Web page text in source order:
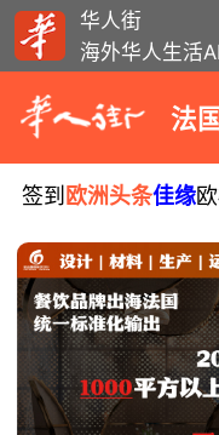
华人街
海外华人生活
法国
签到 欧洲头条佳缘